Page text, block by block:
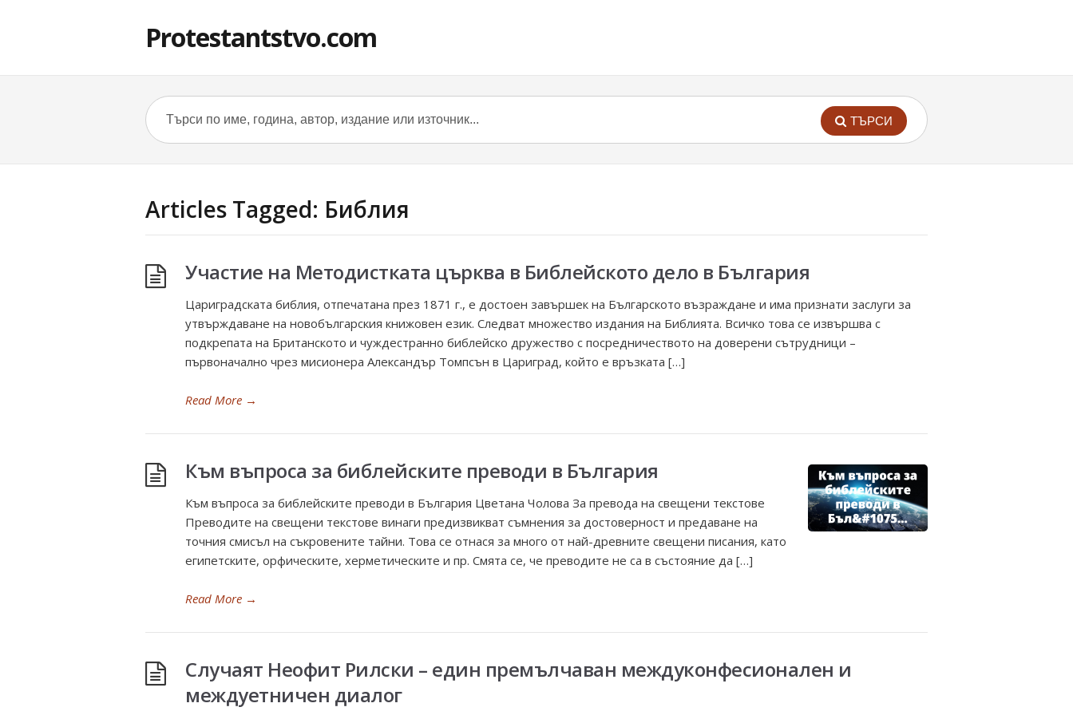
Protestantstvo.com
ТЪРСИ
Articles Tagged: Библия
Участие на Методистката църква в Библейското дело в България
Цариградската библия, отпечатана през 1871 г., е достоен завършек на Българското възраждане и има признати заслуги за
утвърждаване на новобългарския книжовен език. Следват множество издания на Библията. Всичко това се извършва с
подкрепата на Британското и чуждестранно библейско дружество с посредничеството на доверени сътрудници –
първоначално чрез мисионера Александър Томпсън в Цариград, който е връзката […]
Read More →
Към въпроса за библейските преводи в България
Към въпроса за библейските преводи в България Цветана Чолова За превода на свещени текстове
Преводите на свещени текстове винаги предизвикват съмнения за достоверност и предаване на
точния смисъл на съкровените тайни. Това се отнася за много от най-древните свещени писания, като
египетските, орфическите, херметическите и пр. Смята се, че преводите не са в състояние да […]
Read More →
Случаят Неофит Рилски – един премълчаван междуконфесионален и
междуетничен диалог